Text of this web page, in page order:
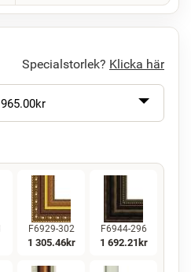
Specialstorlek? Klicka här
965.00kr
F6929-302
1 305.46kr
F6944-296
1 692.21 kr